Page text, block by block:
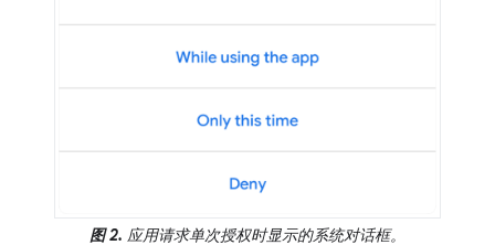
图 2. 应用请求单次授权时显示的系统对话框。